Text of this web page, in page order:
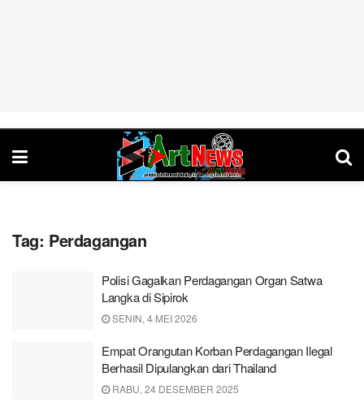
Tag: Perdagangan
Polisi Gagalkan Perdagangan Organ Satwa
Langka di Sipirok
SENIN, 4 MEI 2026
Empat Orangutan Korban Perdagangan Ilegal
Berhasil Dipulangkan dari Thailand
RABU, 24 DESEMBER 2025